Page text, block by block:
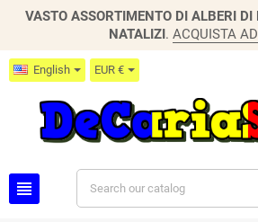
VASTO ASSORTIMENTO DI ALBERI DI
NATALIZI. ACQUISTA
English EUR €
view_headline